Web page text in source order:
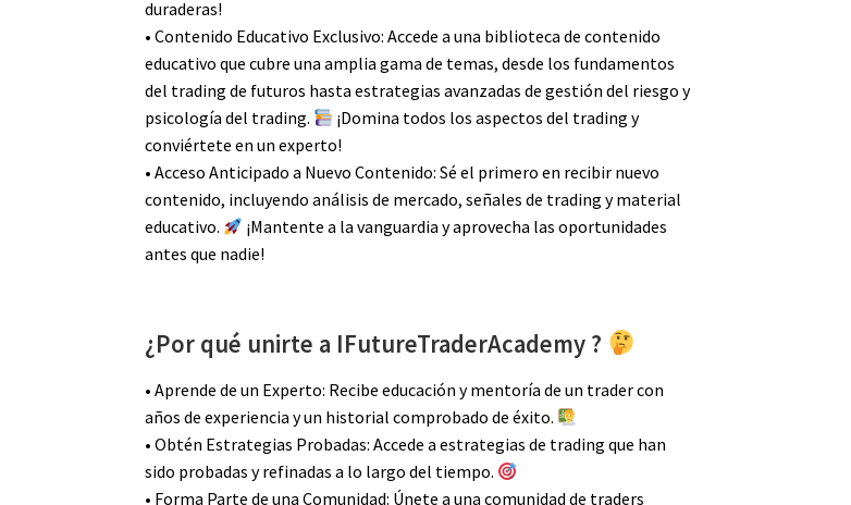
duraderas!
• Contenido Educativo Exclusivo: Accede a una biblioteca de contenido
educativo que cubre una amplia gama de temas, desde los fundamentos
del trading de futuros hasta estrategias avanzadas de gestión del riesgo y
psicología del trading.
¡Domina todos los aspectos del trading y
conviértete en un experto!
• Acceso Anticipado a Nuevo Contenido: Sé el primero en recibir nuevo
contenido, incluyendo análisis de mercado, señales de trading y material
educativo.
¡Mantente a la vanguardia y aprovecha las oportunidades
antes que nadie!
¿Por qué unirte a IFutureTraderAcademy ?
• Aprende de un Experto: Recibe educación y mentoría de un trader con
años de experiencia y un historial comprobado de éxito.
• Obtén Estrategias Probadas: Accede a estrategias de trading que han
sido probadas y refinadas a lo largo del tiempo.
• Forma Parte de una Comunidad: Únete a una comunidad de traders